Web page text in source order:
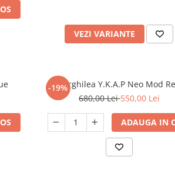
VEZI VARIANTE
-19%Narghilea Y.K.A.P Neo Mod
680,00 Lei550,00 Lei
ADAUGA IN